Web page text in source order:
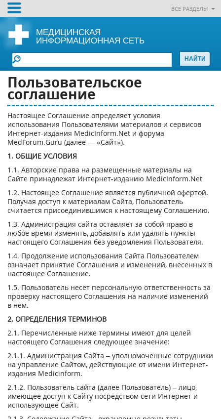
ВСЕ РАЗДЕЛЫ
МЕДИЦИНСКАЯ
ИНФОРМАЦИОННАЯ СЕТЬ
Пользовательское
соглашение
Настоящее Соглашение определяет условия
использования Пользователями материалов и сервисов
Интернет-издания MedicInform.Net и форума
MedForum.Guru (далее — «Сайт»).
1. ОБЩИЕ УСЛОВИЯ
1.1. Авторские права на размещенные материалы на
Сайте принадлежат Интернет-изданию MedicInform.Net
1.2. Настоящее Соглашение является публичной офертой.
Получая доступ к материалам Сайта, Пользователь
считается присоединившимся к настоящему Соглашению.
1.3. Администрация сайта оставляет за собой право в
любое время изменять, добавлять или удалять пункты
настоящего Соглашения без уведомления Пользователя.
1.4. Продолжение использования Сайта Пользователем
означает принятие Соглашения и изменений, внесенных в
настоящее Соглашение.
1.5. Пользователь несет персональную ответственность за
проверку настоящего Соглашения на наличие изменений
в нем.
2. ОПРЕДЕЛЕНИЯ ТЕРМИНОВ
2.1. Перечисленные ниже термины имеют для целей
настоящего Соглашения следующее значение:
2.1.1. Администрация Сайта – уполномоченные сотрудники
на управление Сайтом, действующие от имени Интернет-
издания Medicinform.
2.1.2. Пользователь сайта (далее Пользователь) – лицо,
имеющее доступ к Сайту посредством сети Интернет и
использующее Сайт.